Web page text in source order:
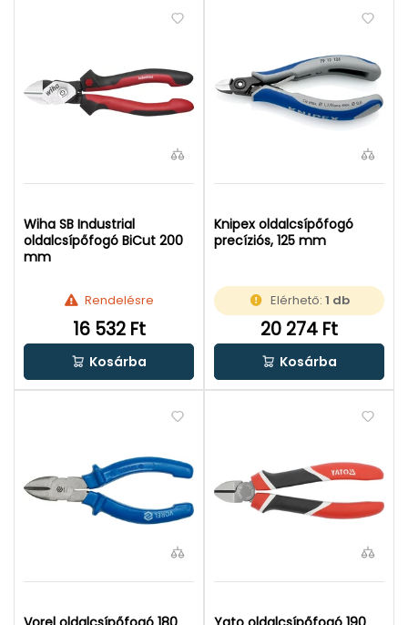
Wiha SB Industrial
oldalcsípőfogó BiCut 200
mm
Rendelésre
16 532 Ft
Kosárba
Knipex oldalcsípőfogó
precíziós, 125 mm
Elérhető: 1 db
20 274 Ft
Kosárba